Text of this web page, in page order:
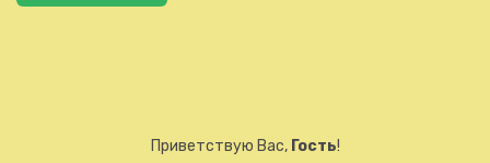
Приветствую Вас, Гость!